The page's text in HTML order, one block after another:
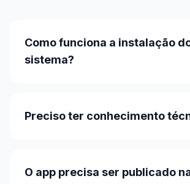
Como funciona a instalação
sistema?
Preciso ter conhecimento
O app precisa ser publicado